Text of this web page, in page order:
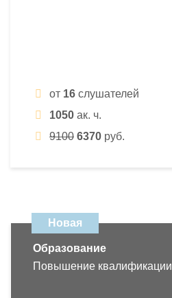
от 16 слушателей
1050 ак. ч.
9100 6370 руб.
Новая
Образование
Повышение квалификации